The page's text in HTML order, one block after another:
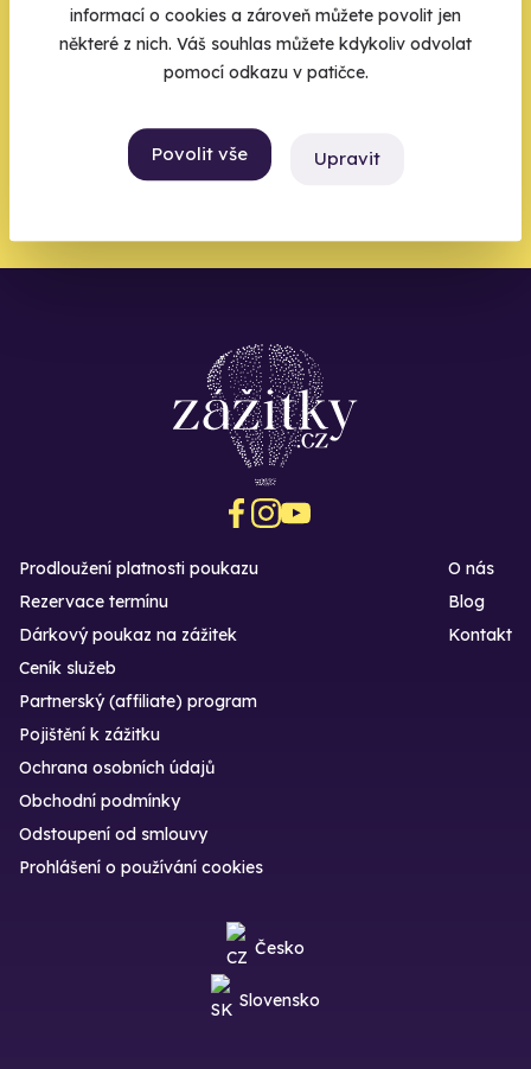
informací o cookies a zároveň můžete povolit jen
některé z nich. Váš souhlas můžete kdykoliv odvolat
pomocí odkazu v patičce.
Povolit vše Upravit
Váš e-mail je vstupenka do světa, kde se žije naplno. Pojďte
do toho.
Chci být u toho
Prodloužení platnosti poukazu
Rezervace termínu
Dárkový poukaz na zážitek
O nás
Blog
Kontakt
Ceník služeb
Partnerský (affiliate) program
Pojištění k zážitku
Ochrana osobních údajů
Obchodní podmínky
Odstoupení od smlouvy
Prohlášení o používání cookies
Česko
Slovensko